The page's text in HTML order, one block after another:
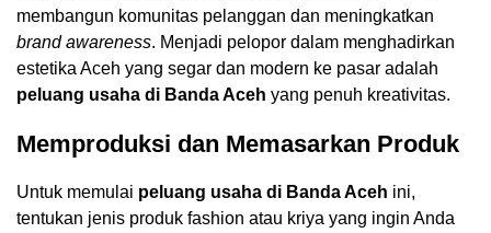
membangun komunitas pelanggan dan meningkatkan
brand awareness. Menjadi pelopor dalam menghadirkan
estetika Aceh yang segar dan modern ke pasar adalah
peluang usaha di Banda Aceh yang penuh kreativitas.
Memproduksi dan Memasarkan Produk
Untuk memulai peluang usaha di Banda Aceh ini,
tentukan jenis produk fashion atau kriya yang ingin Anda